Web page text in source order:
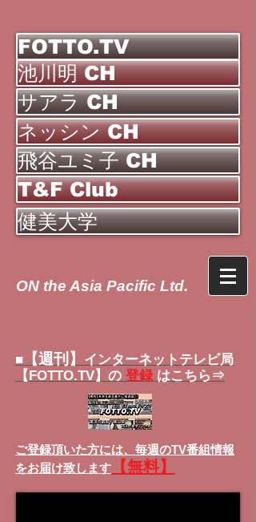
FOTTO.TV
池川明 CH
サアラ CH
ネッシン CH
飛谷ユミ子 CH
T&F Club
健美大学
ON the Asia Pacific Ltd.
■ 【週刊】
インターネットテレビ局
【FOTTO.TV】の 登録 はこちら⇒
ご登録頂いた方には、 毎週のTV番組情報
をお届け致します
【無料】